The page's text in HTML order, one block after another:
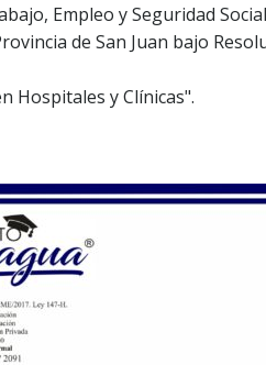
Empleo y Seguridad Social
de San Juan bajo
Hospitales y Clínicas".